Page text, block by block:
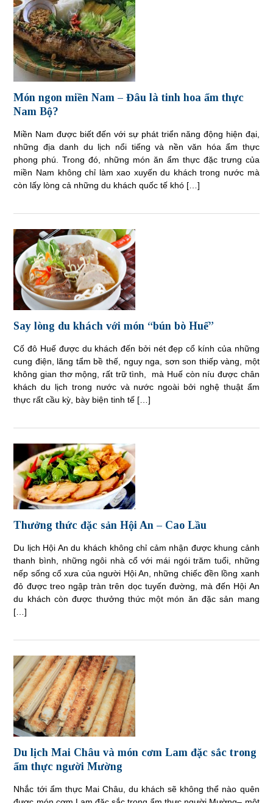
Món ngon miền Nam – Đâu là tinh hoa ẩm thực
Nam Bộ?
Miền Nam được biết đến với sự phát triển năng động hiện đại,
những địa danh du lịch nổi tiếng và nền văn hóa ẩm thực
phong phú. Trong đó, những món ăn ẩm thực đặc trưng của
miền Nam không chỉ làm xao xuyến du khách trong nước mà
còn lấy lòng cả những du khách quốc tế khó […]
Say lòng du khách với món “bún bò Huế”
Cố đô Huế được du khách đến bởi nét đẹp cổ kính của những
cung điện, lăng tẩm bề thế, nguy nga, sơn son thiếp vàng, một
không gian thơ mộng, rất trữ tình, mà Huế còn níu được chân
khách du lịch trong nước và nước ngoài bởi nghệ thuật ẩm
thực rất cầu kỳ, bày biện tinh tế […]
Thưởng thức đặc sản Hội An – Cao Lầu
Du lịch Hội An du khách không chỉ cảm nhận được khung cảnh
thanh bình, những ngôi nhà cổ với mái ngói trăm tuổi, những
nếp sống cổ xưa của người Hội An, những chiếc đền lồng xanh
đỏ được treo ngập tràn trên dọc tuyến đường, mà đến Hội An
du khách còn được thưởng thức một món ăn đặc sản mang
[…]
Du lịch Mai Châu và món cơm Lam đặc sắc trong
ẩm thực người Mường
Nhắc tới ẩm thực Mai Châu, du khách sẽ không thể nào quên